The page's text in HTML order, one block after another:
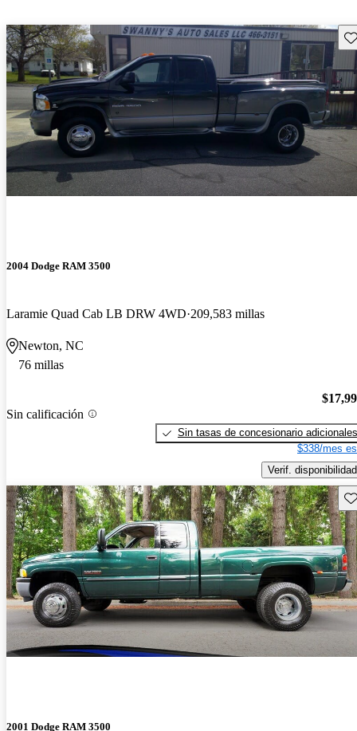
2004 Dodge RAM 3500
Laramie Quad Cab LB DRW 4WD 209,583 millas
Newton, NC
76 millas
Sin calificación
Sin tasas de concesionario adicionales
$338/mes
Verif. disponibilidad
2001 Dodge RAM 3500